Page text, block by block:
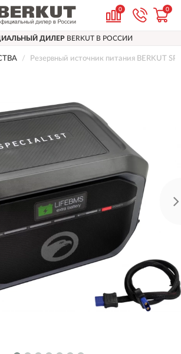
0 0
ДИЛЕРBERKUT В РОССИИ
Резервный источник питания BERKUT